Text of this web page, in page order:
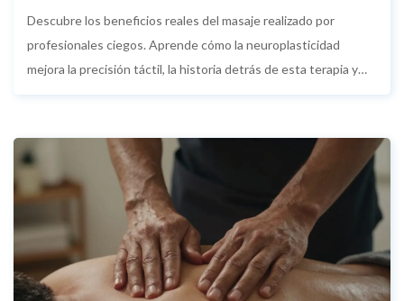
Descubre los beneficios reales del masaje realizado por
profesionales ciegos. Aprende cómo la neuroplasticidad
mejora la precisión táctil, la historia detrás de esta terapia y